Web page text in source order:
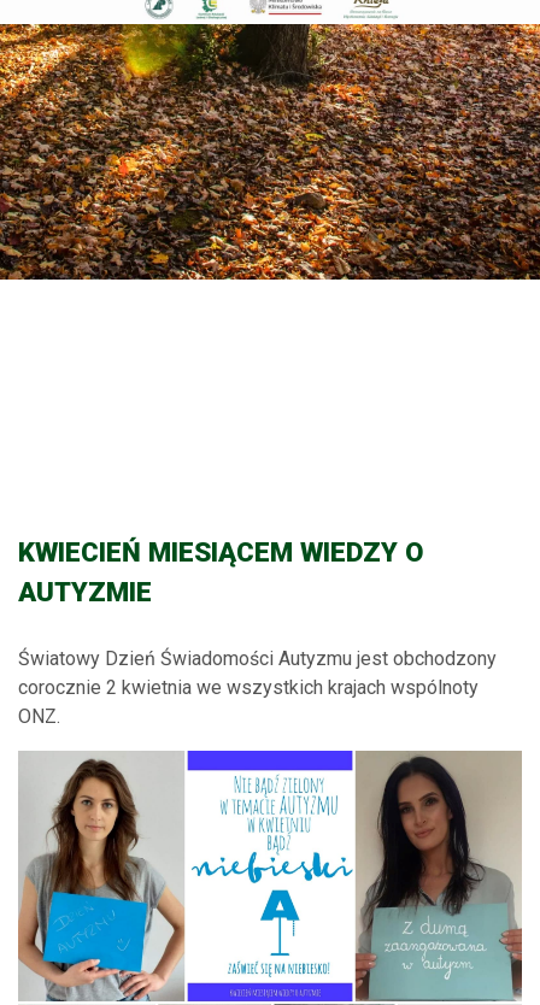
KWIECIEŃ MIESIĄCEM WIEDZY O
AUTYZMIE
Światowy Dzień Świadomości Autyzmu jest obchodzony
corocznie 2 kwietnia we wszystkich krajach wspólnoty
ONZ.